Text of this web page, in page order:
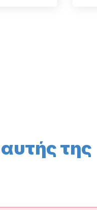
αυτής της